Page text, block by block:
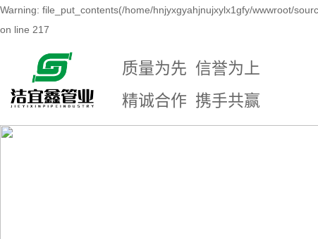
Warning: file_put_contents(/home/hnjyxgyahjnujxylx1gfy/wwwroot/
on line 217
质量为先 信誉为上
精诚合作 携手共赢